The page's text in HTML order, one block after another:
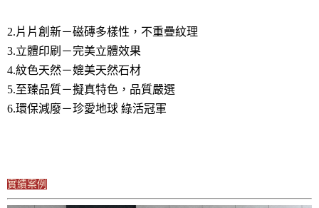
2.片片創新－磁磚多樣性，不重疊紋理
3.立體印刷－完美立體效果
4.紋色天然－媲美天然石材
5.至臻品質－擬真特色，品質嚴選
6.環保減廢－珍愛地球 綠活冠軍
實績案例